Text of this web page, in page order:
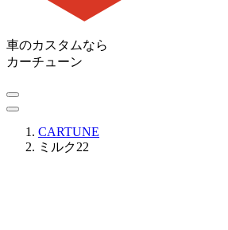
車のカスタムなら
カーチューン
CARTUNE
ミルク22